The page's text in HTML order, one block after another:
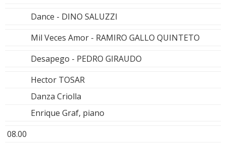
Dance - DINO SALUZZI
Mil Veces Amor - RAMIRO GALLO QUINTETO
Desapego - PEDRO GIRAUDO
Hector TOSAR
Danza Criolla
Enrique Graf, piano
08.00